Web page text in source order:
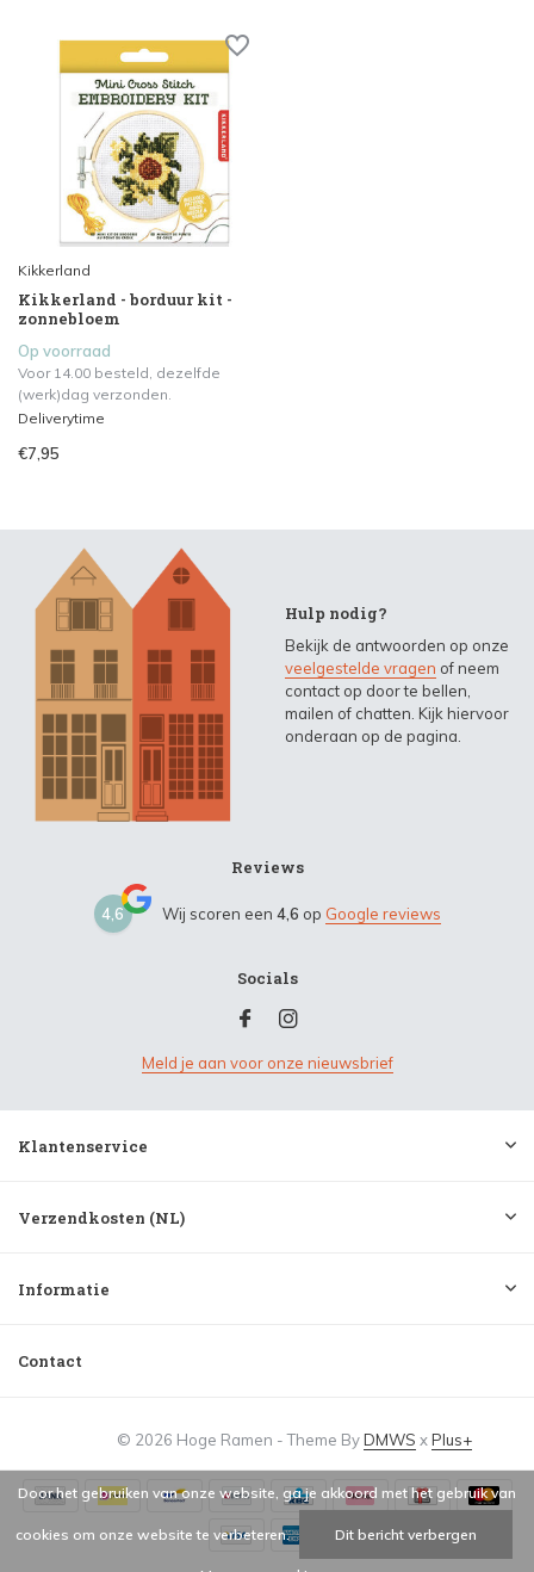
Kikkerland
Kikkerland - borduur kit -
zonnebloem
Op voorraad
Voor 14.00 besteld, dezelfde
(werk)dag verzonden.
Deliverytime
€7,95
Hulp nodig?
Bekijk de antwoorden op onze
veelgestelde vragen of neem
contact op door te bellen,
mailen of chatten. Kijk hiervoor
onderaan op de pagina.
Reviews
4,6 Wij scoren een 4,6 op Google reviews
Socials
Meld je aan voor onze nieuwsbrief
Klantenservice
Verzendkosten (NL)
Informatie
Contact
© 2026 Hoge Ramen - Theme ByDMWS xPlus+
Door het gebruiken van onze website, ga je akkoord met het gebruik van
cookies om onze website te verbeteren. Dit bericht verbergen